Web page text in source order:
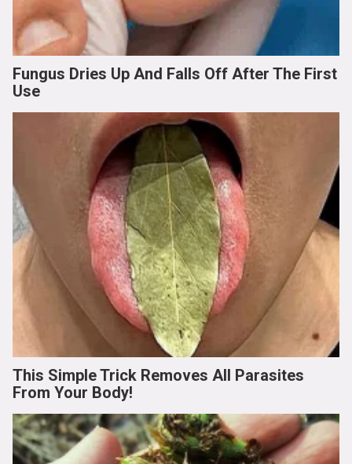
Fungus Dries Up And Falls Off After The First
Use
This Simple Trick Removes All Parasites
From Your Body!